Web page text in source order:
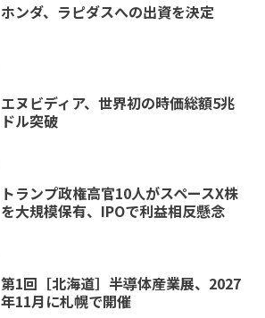
ホンダ、ラピダスへの出資を決定
エヌビディア、世界初の時価総額5兆
ドル突破
トランプ政権高官10人がスペースX株
を大規模保有、IPOで利益相反懸念
第1回［北海道］半導体産業展、2027
年11月に札幌で開催